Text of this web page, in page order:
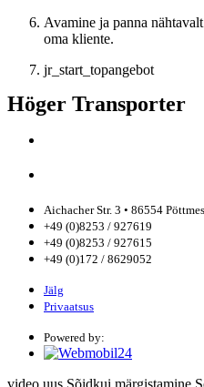
Avamine ja panna
oma kliente.
jr_start_topangebot
Höger Transporter
Aichacher Str. 3 • 86554 Pöttmes
+49 (0)8253 / 927619
+49 (0)8253 / 927615
+49 (0)172 / 8629052
Jälg
Privaatsus
Powered by: